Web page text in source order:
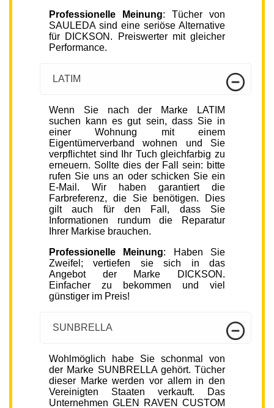
Professionelle Meinung: Tücher von
SAULEDA sind eine seriöse Alternative
für DICKSON. Preiswerter mit gleicher
Performance.
LATIM
Wenn Sie nach der Marke LATIM
suchen kann es gut sein, dass Sie in
einer Wohnung mit einem
Eigentümerverband wohnen und Sie
verpflichtet sind Ihr Tuch gleichfarbig zu
erneuern. Sollte dies der Fall sein: bitte
rufen Sie uns an oder schicken Sie ein
E-Mail. Wir haben garantiert die
Farbreferenz, die Sie benötigen. Dies
gilt auch für den Fall, dass Sie
Informationen rundum die Reparatur
Ihrer Markise brauchen.
Professionelle Meinung: Haben Sie
Zweifel; vertiefen sie sich in das
Angebot der Marke DICKSON.
Einfacher zu bekommen und viel
günstiger im Preis!
SUNBRELLA
Wohlmöglich habe Sie schonmal von
der Marke SUNBRELLA gehört. Tücher
dieser Marke werden vor allem in den
Vereinigten Staaten verkauft. Das
Unternehmen GLEN RAVEN CUSTOM